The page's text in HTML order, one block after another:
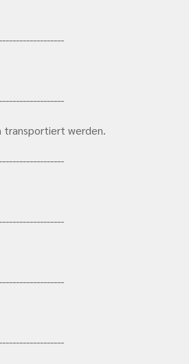
transportiert werden.